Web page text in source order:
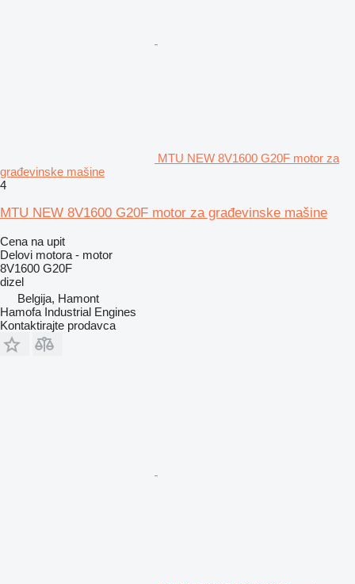
MTU NEW 8V1600 G20F motor za
građevinske mašine
4
MTU NEW 8V1600 G20F motor za građevinske mašine
Cena na upit
Delovi motora - motor
8V1600 G20F
dizel
Belgija, Hamont
Hamofa Industrial Engines
Kontaktirajte prodavca